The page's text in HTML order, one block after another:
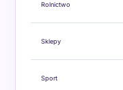
Rolnictwo
Sklepy
Sport